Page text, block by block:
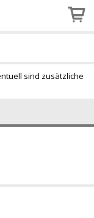
sind zusätzliche